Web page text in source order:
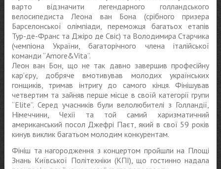
варто відзначити легендарного голландського
велосипедиста Леона ван Бона (срібного призера
Барселонської олімпіади, переможця багатьох етапів
Тур-де-Франс та Джіро де Свіс) та Володимира Старчика
(чемпіона України, багаторічного члена італійської
команди “Amore&Vita”.
Леон ван Бон, що не так давно завершив професійну
кар’єру, добряче вмотивував молодих українських
гонщиків, тримав інтригу до самого кінця. Фінішував
четвертим та зайняв перше місце в своїй категорії групи
“Elite”. Серед учасників були велолюбителі з Голландії,
Німеччини, Чехії та той самий харизматичний
американський посол Джефрі Паєт, який в свої 59 років
кинув виклик багатьом молодим конкурентам.
Фініш та нагородження з концертом пройшли на Площі
Знань Київської Політехніки (КПІ), що гостинно надала